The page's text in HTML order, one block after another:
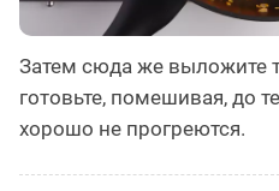
Затем сюда же выложите
готовьте, помешивая, до
хорошо не прогреются.